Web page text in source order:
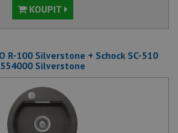
KOUPIT
R-100 Silverstone + Schock SC-510
554000 Silverstone